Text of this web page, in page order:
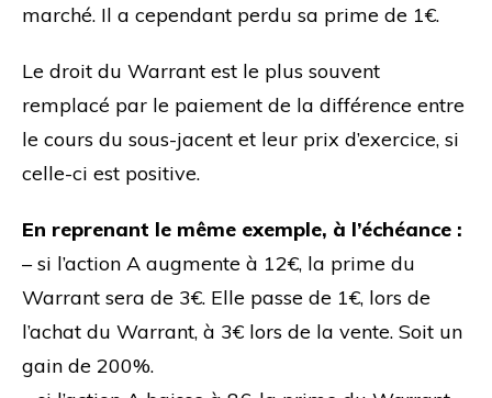
marché. Il a cependant perdu sa prime de 1€.
Le droit du Warrant est le plus souvent
remplacé par le paiement de la différence entre
le cours du sous-jacent et leur prix d’exercice, si
celle-ci est positive.
En reprenant le même exemple, à l’échéance :
– si l’action A augmente à 12€, la prime du
Warrant sera de 3€. Elle passe de 1€, lors de
l’achat du Warrant, à 3€ lors de la vente. Soit un
gain de 200%.